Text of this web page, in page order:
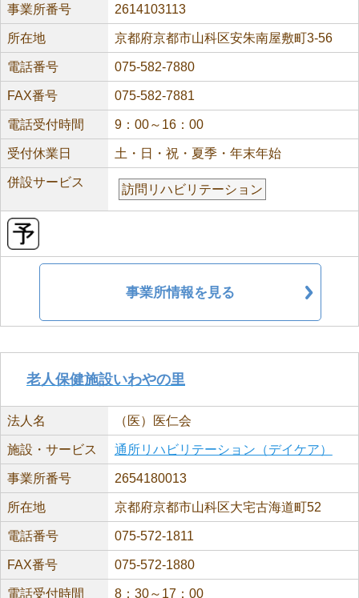
事業所番号 2614103113
所在地 京都府京都市山科区安朱南屋敷町3-56
電話番号 075-582-7880
FAX番号 075-582-7881
電話受付時間 9：00～16：00
受付休業日 土・日・祝・夏季・年末年始
併設サービス
訪問リハビリテーション
事業所情報を見る
老人保健施設いわやの里
法人名 （医）医仁会
施設・サービス 通所リハビリテーション（デイケア）
事業所番号 2654180013
所在地 京都府京都市山科区大宅古海道町52
電話番号 075-572-1811
FAX番号 075-572-1880
電話受付時間 8：30～17：00